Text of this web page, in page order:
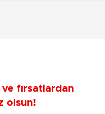
fırsatlardan
olsun!